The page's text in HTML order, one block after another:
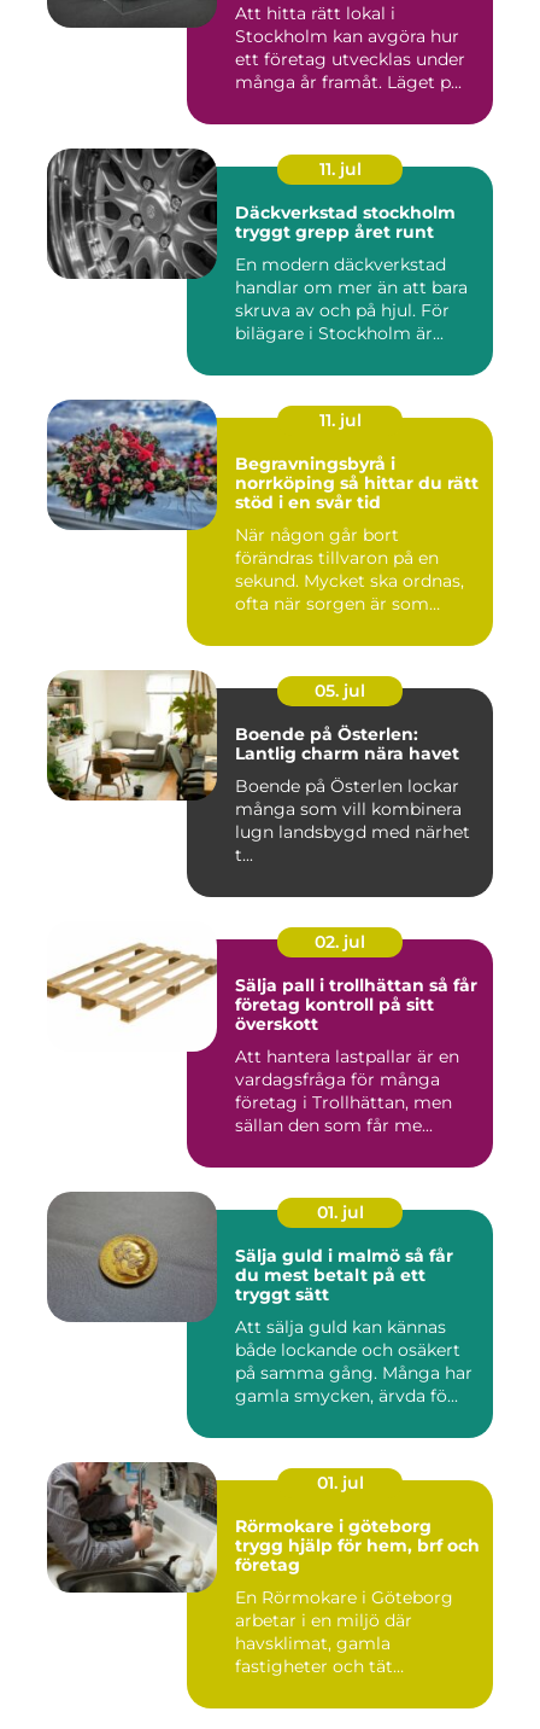
Att hitta rätt lokal i
Stockholm kan avgöra hur
ett företag utvecklas under
många år framåt. Läget p...
11. jul
Däckverkstad stockholm
tryggt grepp året runt
En modern däckverkstad
handlar om mer än att bara
skruva av och på hjul. För
bilägare i Stockholm är...
11. jul
Begravningsbyrå i
norrköping så hittar du rätt
stöd i en svår tid
När någon går bort
förändras tillvaron på en
sekund. Mycket ska ordnas,
ofta när sorgen är som
05. jul
Boende på Österlen:
Lantlig charm nära havet
Boende på Österlen lockar
många som vill kombinera
lugn landsbygd med närhet
t...
02. jul
Sälja pall i trollhättan så får
företag kontroll på sitt
överskott
Att hantera lastpallar är en
vardagsfråga för många
företag i Trollhättan, men
sällan den som får me...
01. jul
Sälja guld i malmö så får
du mest betalt på ett
tryggt sätt
Att sälja guld kan kännas
både lockande och osäkert
på samma gång. Många har
gamla smycken, ärvda fö...
01. jul
Rörmokare i göteborg
trygg hjälp för hem, brf och
företag
En Rörmokare i Göteborg
arbetar i en miljö där
havsklimat, gamla
fastigheter och tät